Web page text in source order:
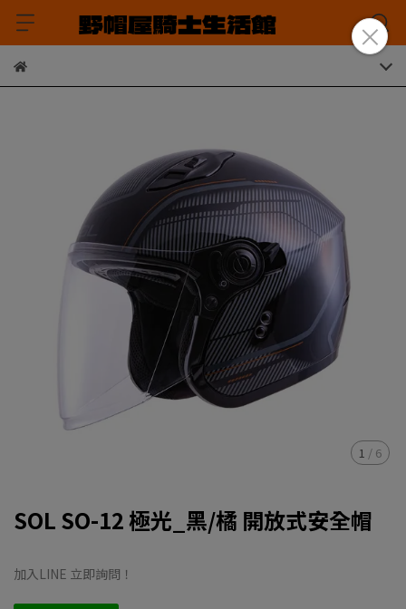
1 / 6
SOL SO-12 極光_黑/橘 開放式安全帽
加入LINE 立即詢問！